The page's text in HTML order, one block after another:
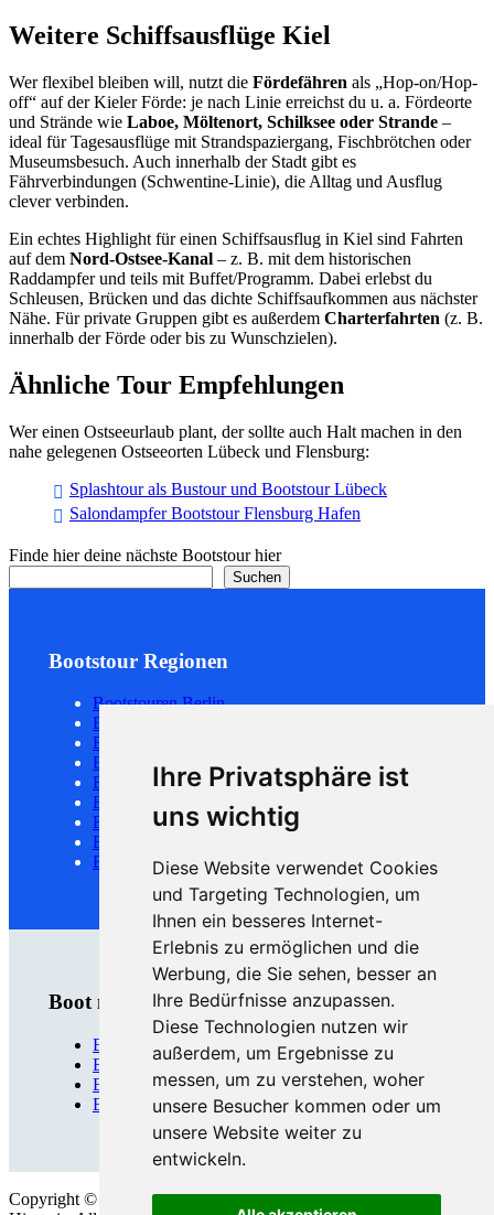
Ihre Privatsphäre ist
uns wichtig
Diese Website verwendet Cookies
und Targeting Technologien, um
Ihnen ein besseres Internet-
Erlebnis zu ermöglichen und die
Werbung, die Sie sehen, besser an
Ihre Bedürfnisse anzupassen.
Diese Technologien nutzen wir
außerdem, um Ergebnisse zu
messen, um zu verstehen, woher
unsere Besucher kommen oder um
unsere Website weiter zu
entwickeln.
Weitere Schiffsausflüge Kiel
Wer flexibel bleiben will, nutzt die Fördefähren als „Hop-on/Hop-
off“ auf der Kieler Förde: je nach Linie erreichst du u. a. Fördeorte
und Strände wie Laboe, Möltenort, Schilksee oder Strande –
ideal für Tagesausflüge mit Strandspaziergang, Fischbrötchen oder
Museumsbesuch. Auch innerhalb der Stadt gibt es
Fährverbindungen (Schwentine-Linie), die Alltag und Ausflug
clever verbinden.
Ein echtes Highlight für einen Schiffsausflug in Kiel sind Fahrten
auf dem Nord-Ostsee-Kanal – z. B. mit dem historischen
Raddampfer und teils mit Buffet/Programm. Dabei erlebst du
Schleusen, Brücken und das dichte Schiffsaufkommen aus nächster
Nähe. Für private Gruppen gibt es außerdem Charterfahrten (z. B.
innerhalb der Förde oder bis zu Wunschzielen).
Ähnliche Tour Empfehlungen
Wer einen Ostseeurlaub plant, der sollte auch Halt machen in den
nahe gelegenen Ostseeorten Lübeck und Flensburg:
Splashtour als Bustour und Bootstour Lübeck
Salondampfer Bootstour Flensburg Hafen
Finde hier deine nächste Bootstour hier
Suchen
Bootstour Regionen
Bootstouren Berlin
Bootstouren Hamburg
Bootstouren Potsdam
Bootstouren Köln
Bootstouren Düsseldorf
Bootstouren Frankfurt
Bootstouren Leipzig
Bootstouren Rostock
Bootstouren München
Boot mieten
Bootsverleih Berlin
Bootsverleih Brandenburg
Bootsverleih Hamburg
Bootsverleih Leipzig
Copyright © 2026 · Bootstourpiraten· Alle Rechte vorbehalten